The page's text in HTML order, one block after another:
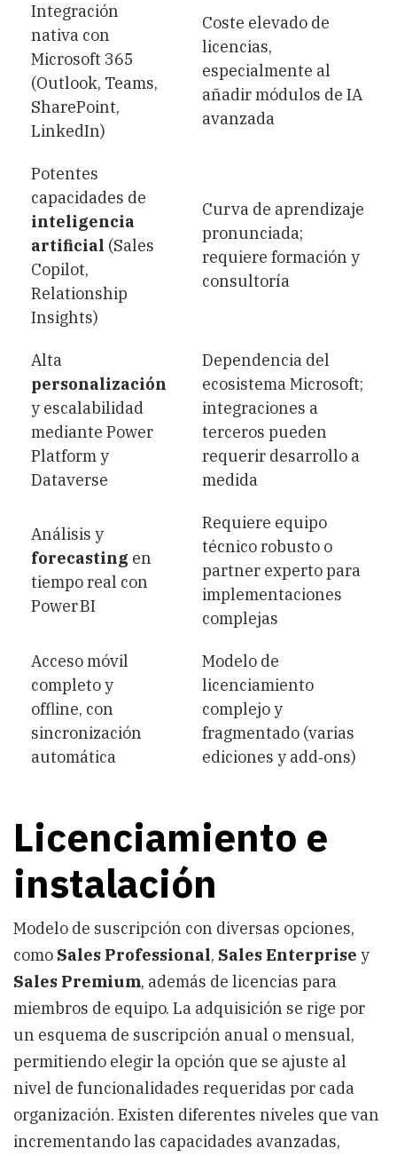
Integración
nativa con
Microsoft 365
(Outlook, Teams,
SharePoint,
LinkedIn)
Coste elevado de
licencias,
especialmente al
añadir módulos de IA
avanzada
Potentes
capacidades de
inteligencia
artificial (Sales
Copilot,
Relationship
Insights)
Curva de aprendizaje
pronunciada;
requiere formación y
consultoría
Alta
personalización
y escalabilidad
mediante Power
Platform y
Dataverse
Dependencia del
ecosistema Microsoft;
integraciones a
terceros pueden
requerir desarrollo a
medida
Análisis y
forecasting en
tiempo real con
Power BI
Requiere equipo
técnico robusto o
partner experto para
implementaciones
complejas
Acceso móvil
completo y
offline, con
sincronización
automática
Modelo de
licenciamiento
complejo y
fragmentado (varias
ediciones y add‑ons)
Licenciamiento e
instalación
Modelo de suscripción con diversas opciones,
como Sales Professional, Sales Enterprise y
Sales Premium, además de licencias para
miembros de equipo. La adquisición se rige por
un esquema de suscripción anual o mensual,
permitiendo elegir la opción que se ajuste al
nivel de funcionalidades requeridas por cada
organización. Existen diferentes niveles que van
incrementando las capacidades avanzadas,